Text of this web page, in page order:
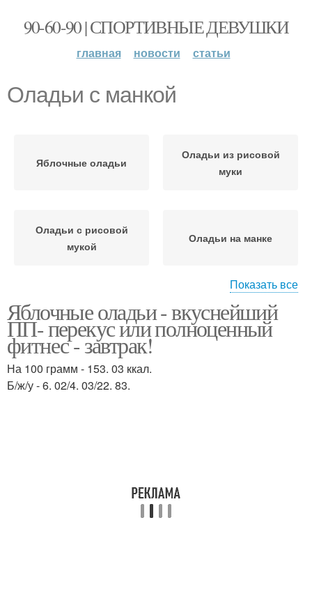
90-60-90 | СПОРТИВНЫЕ ДЕВУШКИ
главная новости статьи
Оладьи с манкой
Яблочные оладьи
Оладьи из рисовой
муки
Оладьи с рисовой
мукой
Оладьи на манке
Яблочные оладья Оладьи с яблоками
Оладьи на сметане
Показать все
Яблочные оладьи - вкуснейший
ПП- перекус или полноценный
фитнес - завтрак!
На 100 грамм - 153. 03 ккал.
Б/ж/у - 6. 02/4. 03/22. 83.